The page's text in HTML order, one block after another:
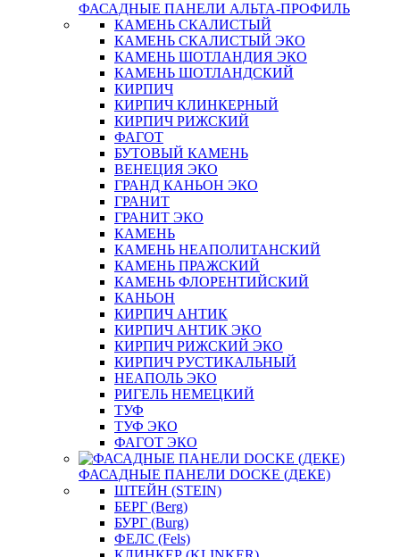
ФАСАДНЫЕ ПАНЕЛИ АЛЬТА-ПРОФИЛЬ
КАМЕНЬ СКАЛИСТЫЙ
КАМЕНЬ СКАЛИСТЫЙ ЭКО
КАМЕНЬ ШОТЛАНДИЯ ЭКО
КАМЕНЬ ШОТЛАНДСКИЙ
КИРПИЧ
КИРПИЧ КЛИНКЕРНЫЙ
КИРПИЧ РИЖСКИЙ
ФАГОТ
БУТОВЫЙ КАМЕНЬ
ВЕНЕЦИЯ ЭКО
ГРАНД КАНЬОН ЭКО
ГРАНИТ
ГРАНИТ ЭКО
КАМЕНЬ
КАМЕНЬ НЕАПОЛИТАНСКИЙ
КАМЕНЬ ПРАЖСКИЙ
КАМЕНЬ ФЛОРЕНТИЙСКИЙ
КАНЬОН
КИРПИЧ АНТИК
КИРПИЧ АНТИК ЭКО
КИРПИЧ РИЖСКИЙ ЭКО
КИРПИЧ РУСТИКАЛЬНЫЙ
НЕАПОЛЬ ЭКО
РИГЕЛЬ НЕМЕЦКИЙ
ТУФ
ТУФ ЭКО
ФАГОТ ЭКО
ФАСАДНЫЕ ПАНЕЛИ DOCKE (ДЕКЕ)
ШТЕЙН (STEIN)
БЕРГ (Berg)
БУРГ (Burg)
ФЕЛС (Fels)